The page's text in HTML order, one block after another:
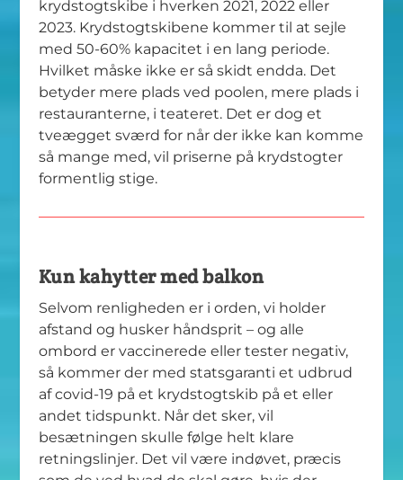
krydstogtskibe i hverken 2021, 2022 eller
2023. Krydstogtskibene kommer til at sejle
med 50-60% kapacitet i en lang periode.
Hvilket måske ikke er så skidt endda. Det
betyder mere plads ved poolen, mere plads i
restauranterne, i teateret. Det er dog et
tveægget sværd for når der ikke kan komme
så mange med, vil priserne på krydstogter
formentlig stige.
Kun kahytter med balkon
Selvom renligheden er i orden, vi holder
afstand og husker håndsprit – og alle
ombord er vaccinerede eller tester negativ,
så kommer der med statsgaranti et udbrud
af covid-19 på et krydstogtskib på et eller
andet tidspunkt. Når det sker, vil
besætningen skulle følge helt klare
retningslinjer. Det vil være indøvet, præcis